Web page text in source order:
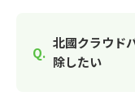
北國クラウド
除したい